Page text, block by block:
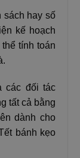
sách hay số
kế hoạch
tính toán
các đối tác
tất cả bằng
dành cho
bánh kẹo